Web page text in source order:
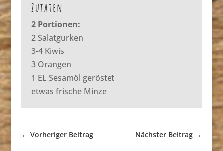
Zutaten
2 Portionen:
2 Salatgurken
3-4 Kiwis
3 Orangen
1 EL Sesamöl geröstet
etwas frische Minze
← Vorheriger Beitrag Nächster Beitrag →